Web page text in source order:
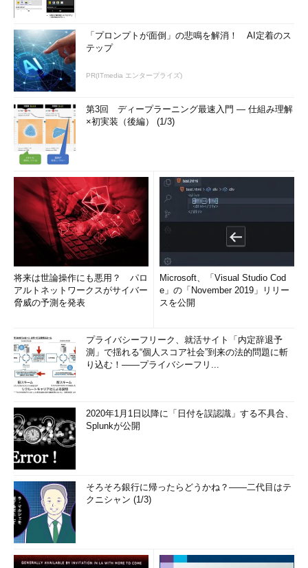
「プロンプトが面倒」の悲鳴を解消！ AI定着のス
テップ
PR(ITmedia エンタープライズ)
第3回 ディープラーニング最速入門 ― 仕組み理解
×初実装（後編） (1/3)
将来は世論操作にも悪用？ パロ
アルトネットワークスがサイバー
脅威の予測を発表
Microsoft、「Visual Studio Cod
e」の「November 2019」リリー
スを公開
プライバシーフリーク、就活サイト「内定辞退予
測」で揺れる“個人スコア社会”到来の法的問題に斬
り込む！――プライバシーフリ...
2020年1月1日以降に「日付を誤認識」する不具合、
Splunkが公開
そろそろ銀行に帰ったらどうかね？――二代目はテ
クニシャン (1/3)